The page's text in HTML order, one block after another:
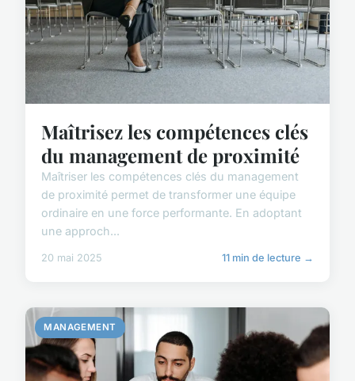
Maîtrisez les compétences clés
du management de proximité
Maîtriser les compétences clés du management
de proximité permet de transformer une équipe
ordinaire en une force performante. En adoptant
une approch...
20 mai 2025 11 min de lecture →
MANAGEMENT